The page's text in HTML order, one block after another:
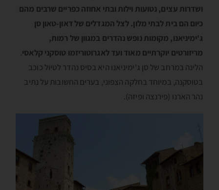
ושדרות עצים, נטועות וילות ובתי אחוזה כפריים שרבים מהם
כיום הם בית לבתי מלון. לצל המגדלים של דאון-טאון סן
ג'ימיניאנו, מקומות נופש נהדרים במגוון של רמות,
מריזורטים יוקרתיים מאוד ועד לאגרוטוריזמו טוסקני קלאסי.
הלינה במרחב של סן ג'ימיניאנו היא בסיס נהדר לטיול כוכב
בטוסקנה, במיוחד בחלקה הצפוני, בערים החשובות על נתיב
נהר הארנו (פירנצה ופיזה).